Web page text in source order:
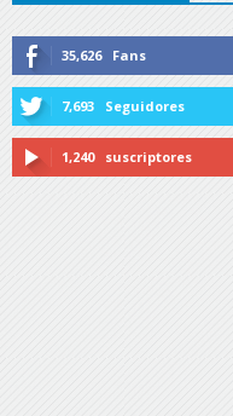
35,626 Fans
7,693 Seguidores
1,240 suscriptores